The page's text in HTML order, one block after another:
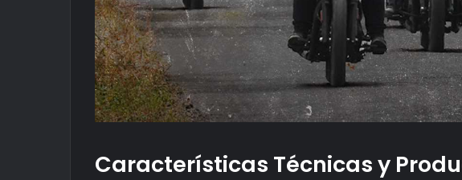
Características Técnicas y